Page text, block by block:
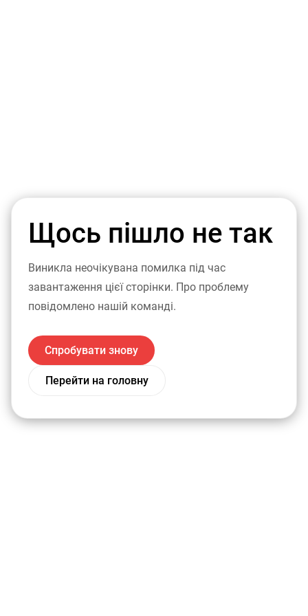
Щось пішло не так
Виникла неочікувана помилка під час
завантаження цієї сторінки. Про проблему
повідомлено нашій команді.
Спробувати знову
Перейти на головну